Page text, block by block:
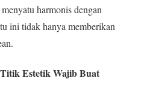
harmonis dengan
ini tidak hanya memberikan
Estetik Wajib Buat